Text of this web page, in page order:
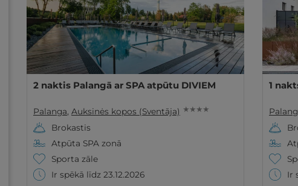
2 naktis Palangā ar SPA atpūtu DIVIEM
Palanga, Auksinės kopos (Sventāja) ★ ★ ★ ★
Brokastis
Atpūta SPA zonā
Sporta zāle
Ir spēkā līdz 23.12.2026
1
Ir